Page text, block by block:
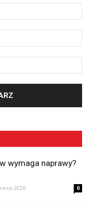
wymaga naprawy?
2026 0